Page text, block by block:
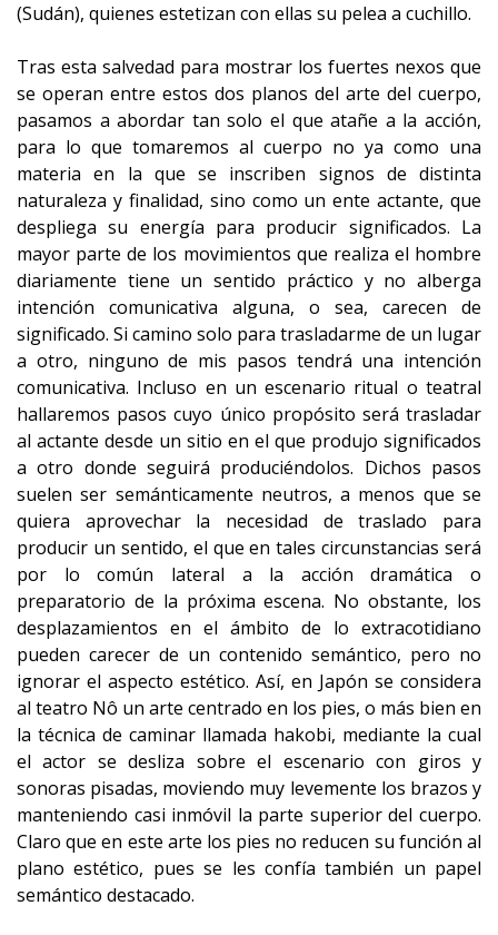
(Sudán), quienes estetizan con ellas su pelea a cuchillo.
Tras esta salvedad para mostrar los fuertes nexos que
se operan entre estos dos planos del arte del cuerpo,
pasamos a abordar tan solo el que atañe a la acción,
para lo que tomaremos al cuerpo no ya como una
materia en la que se inscriben signos de distinta
naturaleza y finalidad, sino como un ente actante, que
despliega su energía para producir significados. La
mayor parte de los movimientos que realiza el hombre
diariamente tiene un sentido práctico y no alberga
intención comunicativa alguna, o sea, carecen de
significado. Si camino solo para trasladarme de un lugar
a otro, ninguno de mis pasos tendrá una intención
comunicativa. Incluso en un escenario ritual o teatral
hallaremos pasos cuyo único propósito será trasladar
al actante desde un sitio en el que produjo significados
a otro donde seguirá produciéndolos. Dichos pasos
suelen ser semánticamente neutros, a menos que se
quiera aprovechar la necesidad de traslado para
producir un sentido, el que en tales circunstancias será
por lo común lateral a la acción dramática o
preparatorio de la próxima escena. No obstante, los
desplazamientos en el ámbito de lo extracotidiano
pueden carecer de un contenido semántico, pero no
ignorar el aspecto estético. Así, en Japón se considera
al teatro Nô un arte centrado en los pies, o más bien en
la técnica de caminar llamada hakobi, mediante la cual
el actor se desliza sobre el escenario con giros y
sonoras pisadas, moviendo muy levemente los brazos y
manteniendo casi inmóvil la parte superior del cuerpo.
Claro que en este arte los pies no reducen su función al
plano estético, pues se les confía también un papel
semántico destacado.